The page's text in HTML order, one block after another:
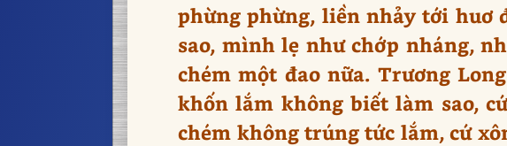
phừng phừng, liền nhảy tới huơ
sao, mình lẹ như chớp nháng,
chém một đao nữa. Trương
khốn lắm không biết làm sao,
chém không trúng tức lắm, cứ